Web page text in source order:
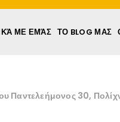
ΜΕ ΕΜΆΣ ΤΟ BLOG ΜΑΣ
Παντελεήμονος 30,